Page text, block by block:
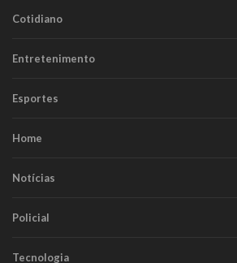
Cotidiano
Entretenimento
Esportes
Home
Notícias
Policial
Tecnologia